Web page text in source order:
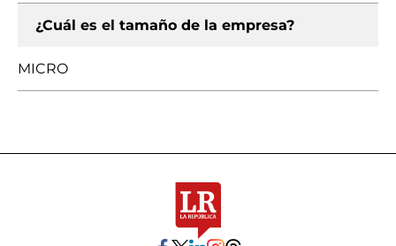
¿Cuál es el tamaño de la empresa?
MICRO